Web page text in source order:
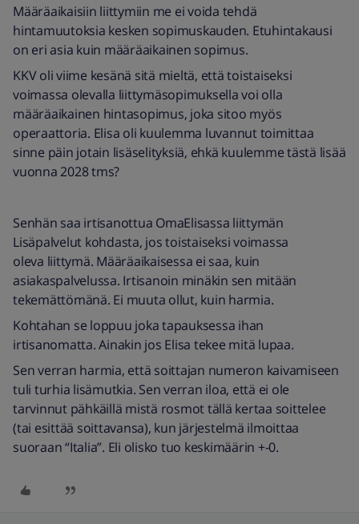
Määräaikaisiin liittymiin me ei voida tehdä
hintamuutoksia kesken sopimuskauden. Etuhintakausi
on eri asia kuin määräaikainen sopimus.
KKV oli viime kesänä sitä mieltä, että toistaiseksi
voimassa olevalla liittymäsopimuksella voi olla
määräaikainen hintasopimus, joka sitoo myös
operaattoria. Elisa oli kuulemma luvannut toimittaa
sinne päin jotain lisäselityksiä, ehkä kuulemme tästä lisää
vuonna 2028 tms?
Senhän saa irtisanottua OmaElisassa liittymän
Lisäpalvelut kohdasta, jos toistaiseksi voimassa
oleva liittymä. Määräaikaisessa ei saa, kuin
asiakaspalvelussa. Irtisanoin minäkin sen mitään
tekemättömänä. Ei muuta ollut, kuin harmia.
Kohtahan se loppuu joka tapauksessa ihan
irtisanomatta. Ainakin jos Elisa tekee mitä lupaa.
Sen verran harmia, että soittajan numeron kaivamiseen
tuli turhia lisämutkia. Sen verran iloa, että ei ole
tarvinnut pähkäillä mistä rosmot tällä kertaa soittelee
(tai esittää soittavansa), kun järjestelmä ilmoittaa
suoraan “Italia”. Eli olisko tuo keskimäärin +-0.